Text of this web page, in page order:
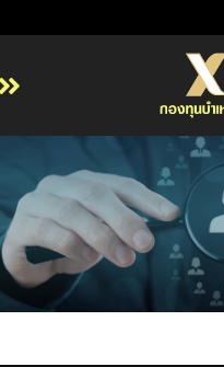
เกี่ยวกับ กบข.
บริการสมาชิก
ลงทุน
การลงทุนอย่างรับผิดชอบ